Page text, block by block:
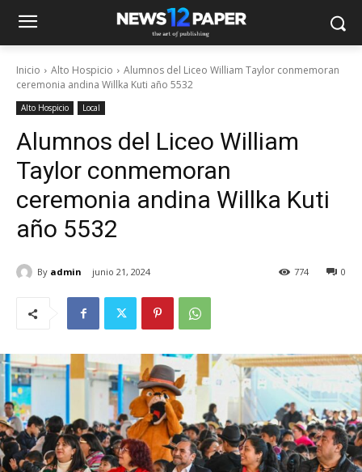
Inicio Alto Hospicio
Alumnos del Liceo William Taylor conmemoran
ceremonia andina Willka Kuti año 5532
Alto Hospicio Local
Alumnos del Liceo William
Taylor conmemoran
ceremonia andina Willka Kuti
año 5532
By admin junio 21, 2024 0
774